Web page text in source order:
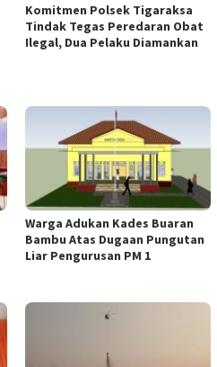
Komitmen Polsek Tigaraksa
Tindak Tegas Peredaran Obat
Ilegal, Dua Pelaku Diamankan
Warga Adukan Kades Buaran
Bambu Atas Dugaan Pungutan
Liar Pengurusan PM 1